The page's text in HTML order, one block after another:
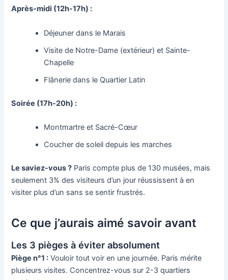
Après-midi (12h-17h) :
Déjeuner dans le Marais
Visite de Notre-Dame (extérieur) et Sainte-
Chapelle
Flânerie dans le Quartier Latin
Soirée (17h-20h) :
Montmartre et Sacré-Cœur
Coucher de soleil depuis les marches
Le saviez-vous ? Paris compte plus de 130 musées, mais
seulement 3% des visiteurs d’un jour réussissent à en
visiter plus d’un sans se sentir frustrés.
Ce que j’aurais aimé savoir avant
Les 3 pièges à éviter absolument
Piège n°1 : Vouloir tout voir en une journée. Paris mérite
plusieurs visites. Concentrez-vous sur 2-3 quartiers